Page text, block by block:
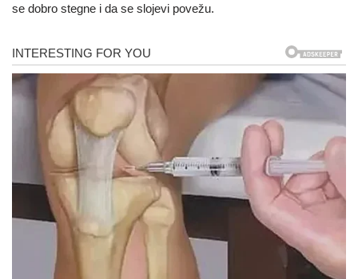
se dobro stegne i da se slojevi povežu.